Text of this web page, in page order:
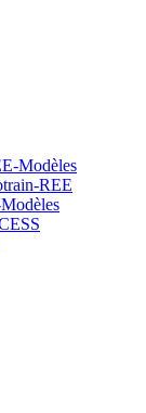
Modèles
REE